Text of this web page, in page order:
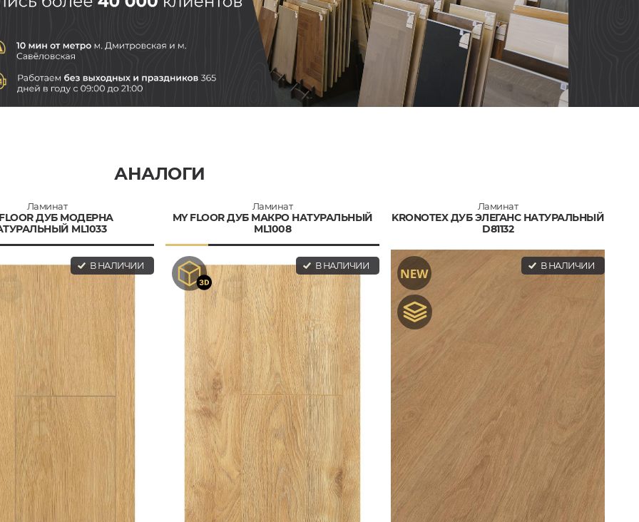
АНАЛОГИ
Ламинат
FLOOR ДУБ МОДЕРНА
ML1033
В НАЛИЧИИ
Ламинат
MY FLOOR ДУБ МАКРО НАТУРАЛЬНЫЙ
ML1008
В НАЛИЧИИ
Ламинат
KRONOTEX ДУБ ЭЛЕГАНС НАТУРАЛЬНЫЙ
D81132
В НАЛИЧИИ